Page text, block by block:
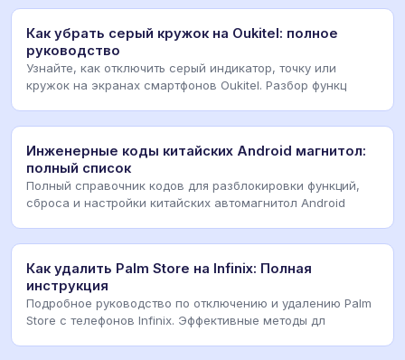
Как убрать серый кружок на Oukitel: полное
руководство
Узнайте, как отключить серый индикатор, точку или
кружок на экранах смартфонов Oukitel. Разбор функц
Инженерные коды китайских Android магнитол:
полный список
Полный справочник кодов для разблокировки функций,
сброса и настройки китайских автомагнитол Android
Как удалить Palm Store на Infinix: Полная
инструкция
Подробное руководство по отключению и удалению Palm
Store с телефонов Infinix. Эффективные методы дл